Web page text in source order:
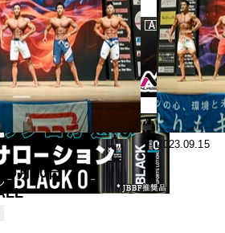
9月29
催 オ
ャパン
トネス
オン
ス
表彰・
2024.07.23
9月10日
2023.09.15